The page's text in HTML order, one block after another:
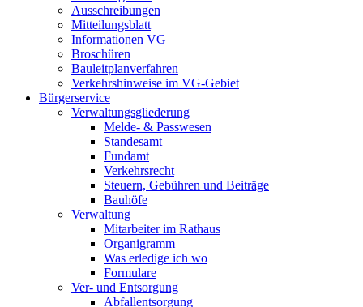
Ausschreibungen
Mitteilungsblatt
Informationen VG
Broschüren
Bauleitplanverfahren
Verkehrshinweise im VG-Gebiet
Bürgerservice
Verwaltungsgliederung
Melde- & Passwesen
Standesamt
Fundamt
Verkehrsrecht
Steuern, Gebühren und Beiträge
Bauhöfe
Verwaltung
Mitarbeiter im Rathaus
Organigramm
Was erledige ich wo
Formulare
Ver- und Entsorgung
Abfallentsorgung